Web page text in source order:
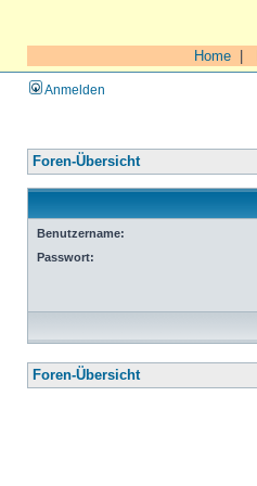
Home
Anmelden
Foren-Übersicht
Benutzername:
Passwort:
Foren-Übersicht